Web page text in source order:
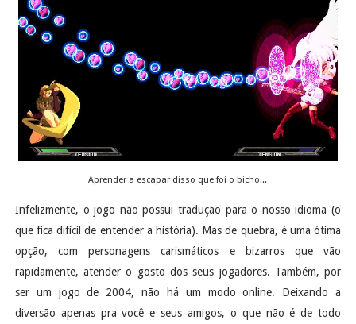
Aprender a escapar disso que foi o bicho...
Infelizmente, o jogo não possui tradução para o nosso idioma (o
que fica difícil de entender a história). Mas de quebra, é uma ótima
opção, com personagens carismáticos e bizarros que vão
rapidamente, atender o gosto dos seus jogadores. Também, por
ser um jogo de 2004, não há um modo online. Deixando a
diversão apenas pra você e seus amigos, o que não é de todo